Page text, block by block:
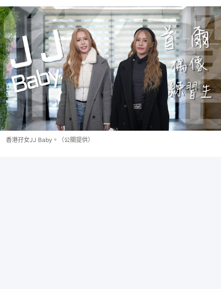
香港孖女JJ Baby。（公關提供）